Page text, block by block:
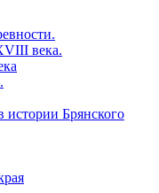
века.
Брянского